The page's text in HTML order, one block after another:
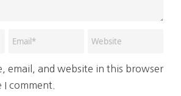
email, and website in this browser
comment.